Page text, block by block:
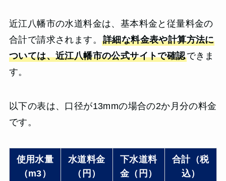
近江八幡市の水道料金は、基本料金と従量料金の
合計で請求されます。 詳細な料金表や計算方法に
ついては、近江八幡市の公式サイトで確認できま
す。
以下の表は、口径が13mmの場合の2か月分の料金
です。
使用水量
（m3）
水道料金
（円）
下水道料
金（円）
合計（税
込）